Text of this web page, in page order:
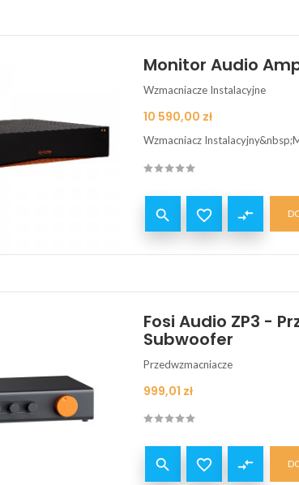
Monitor Audio
Wzmacniacze Instalacyjne
Cena
10 590,00 zł
Wzmacniacz
  compare_arrows
Fosi Audio ZP3 -
Subwoofer
Przedwzmacniacze
Cena
999,01 zł
  compare_arrows